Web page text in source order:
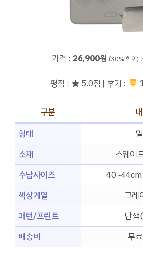
가격 : 26,900원 (30% 할인)
평점 : ★ 5.0점 | 후기 :
구분
형태
소재
스웨이
수납사이즈
색상계열
그레
패턴/프린트
단색
배송비
무